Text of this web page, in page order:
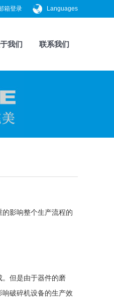
Languages
箱登录
我们 联系我们
影响整个生产流程的
但是由于器件的磨
破碎机设备的生产效